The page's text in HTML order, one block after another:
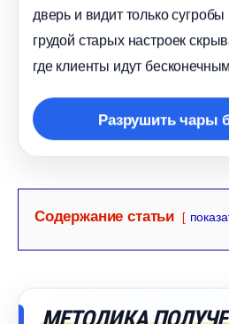
дверь и видит только
рудой старых настроек
де клиенты идут
Разрушить чары
Содержание статьи
МЕТОДИКА